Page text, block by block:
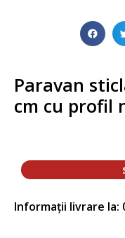
Paravan
cm cu profil
Informații livrare la: